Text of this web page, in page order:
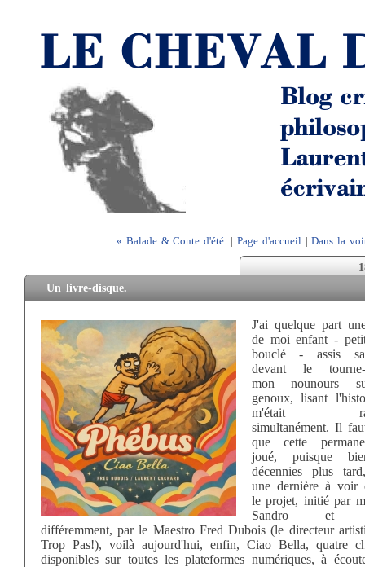
« Balade & Conte d'été. Page d'accueil|Dans la
Un livre-disque.
J'ai quelque part
de moi enfant -
bouclé - assis
devant le tourne-
mon nounours
genoux, lisant
m'était
simultanément. Il
que cette
joué, puisque
décennies plus
une dernière à voir
le projet, initié par
Sandro et
différemment, par le Maestro Fred Dubois (le directeur
Trop Pas!), voilà aujourd'hui, enfin, Ciao Bella, quatre
disponibles sur toutes les plateformes numériques, à